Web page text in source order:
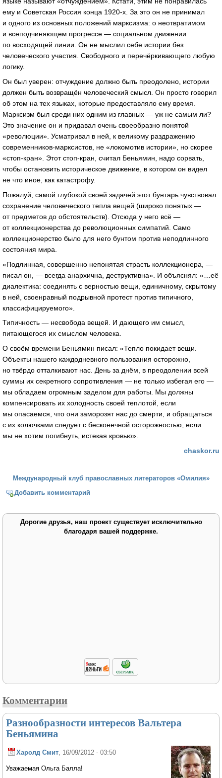
ему и Советская Россия конца 1920-х. За это он не принимал
и одного из основных положений марксизма: о неотвратимом
и всеподчиняющем прогрессе — социальном движении
по восходящей линии. Он не мыслил себе истории без
человеческого участия. Свободного и перечёркивающего любую
логику.
Он был уверен: отчуждение должно быть преодолено, истории
должен быть возвращён человеческий смысл. Он просто говорил
об этом на тех языках, которые предоставляло ему время.
Марксизм был среди них одним из главных — уж не самым ли?
Это значение он и придавал очень своеобразно понятой
«революции». Усматривал в ней, к великому раздражению
современников-марксистов , не «локомотив истории», но скорее
«стоп-кран» . Этотстоп-кран , считал Беньямин, надо сорвать,
чтобы остановить историческое движение, в котором он видел
не что иное, как катастрофу.
Пожалуй, самой глубокой своей задачей этот бунтарь чувствовал
сохранение человеческого тепла вещей (широко понятых —
от предметов до обстоятельств). Отсюда у него всё —
от коллекционерства до революционных симпатий. Само
коллекционерство было для него бунтом против неподлинного
состояния мира.
«Подлинная, совершенно непонятая страсть коллекционера, —
писал он, — всегда анархична, деструктивна». И объяснял: «…её
диалектика: соединять с верностью вещи, единичному, скрытому
в ней, своенравный подрывной протест против типичного,
классифицируемого».
Типичность — несвобода вещей. И дающего им смысл,
питающегося их смыслом человека.
О своём времени Беньямин писал: «Тепло покидает вещи.
Объекты нашего каждодневного пользования осторожно,
но твёрдо отталкивают нас. День за днём, в преодолении всей
суммы их секретного сопротивления — не только избегая его —
мы обладаем огромным заделом для работы. Мы должны
компенсировать их холодность своей теплотой, если
мы опасаемся, что они заморозят нас до смерти, и обращаться
с их колючками следует с бесконечной осторожностью, если
мы не хотим погибнуть, истекая кровью».
chaskor.ru
Международный клуб православных литераторов «Омилия»
Добавить комментарий
Дорогие друзья, наш проект существует исключительно
благодаря вашей поддержке.
Комментарии
Разнообразности интересов Вальтера
Беньямина
Харолд Смит , 16/09/2012 - 03:50
Уважаемая Ольга Балла!